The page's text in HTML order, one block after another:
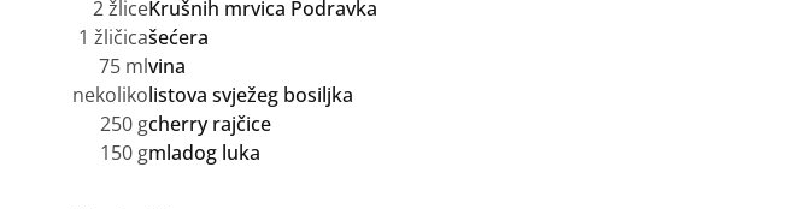
2 žliceKrušnih mrvica Podravka
1 žličicašećera
75 mlvina
nekolikolistova svježeg bosiljka
250 gcherry rajčice
150 gmladog luka